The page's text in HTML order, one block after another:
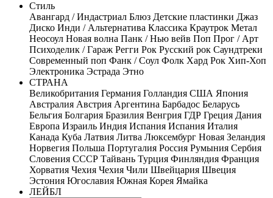
Стиль
Авангард / Индастриал Блюз Детские пластинки Джаз
Диско Инди / Альтернатива Классика Краутрок Метал
Неосоул Новая волна Панк / Нью вейв Поп Прог / Арт
Психоделик / Гараж Регги Рок Русский рок Саундтреки
Современный поп Фанк / Соул Фолк Хард Рок Хип-Хоп
Электроника Эстрада Этно
СТРАНА
Великобритания Германия Голландия США Япония
Австралия Австрия Аргентина Барбадос Беларусь
Бельгия Болгария Бразилия Венгрия ГДР Греция Дания
Европа Израиль Индия Испания Испания Италия
Канада Куба Латвия Литва Люксембург Новая Зеландия
Норвегия Польша Португалия Россия Румыния Сербия
Словения СССР Тайвань Турция Финляндия Франция
Хорватия Чехия Чехия Чили Швейцария Швеция
Эстония Югославия Южная Корея Ямайка
ЛЕЙБЛ